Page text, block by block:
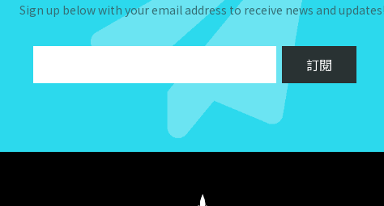
Sign up below with your email address to receive news and